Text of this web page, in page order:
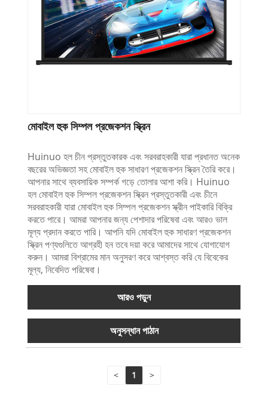
মোবাইল হুক সিম্পল প্রজেকশন স্ক্রিন
Huinuo হল চীন প্রস্তুতকারক এবং সরবরাহকারী যারা প্রধানত অনেক
বছরের অভিজ্ঞতা সহ মোবাইল হুক সাধারণ প্রজেকশন স্ক্রিন তৈরি করে।
আপনার সাথে ব্যবসায়িক সম্পর্ক গড়ে তোলার আশা করি। Huinuo
হল মোবাইল হুক সিম্পল প্রজেকশন স্ক্রিন প্রস্তুতকারী এবং চীনে
সরবরাহকারী যারা মোবাইল হুক সিম্পল প্রজেকশন স্ক্রীন পাইকারি বিক্রি
করতে পারে। আমরা আপনার জন্য পেশাদার পরিষেবা এবং আরও ভাল
মূল্য প্রদান করতে পারি। আপনি যদি মোবাইল হুক সাধারণ প্রজেকশন
স্ক্রিন পণ্যগুলিতে আগ্রহী হন তবে দয়া করে আমাদের সাথে যোগাযোগ
করুন। আমরা বিশ্রামের মান অনুসরণ করে আশ্বস্ত করি যে বিবেকের
মূল্য, নিবেদিত পরিষেবা।
আরও পড়ুন
অনুসন্ধান পাঠান
< 1 >